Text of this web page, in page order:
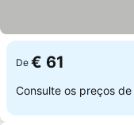
De € 61
Consulte os preços de